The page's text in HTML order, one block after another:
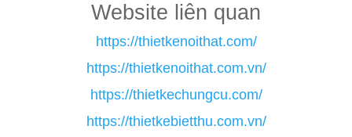
Website liên quan
https://thietkenoithat.com/
https://thietkenoithat.com.vn/
https://thietkechungcu.com/
https://thietkebietthu.com.vn/